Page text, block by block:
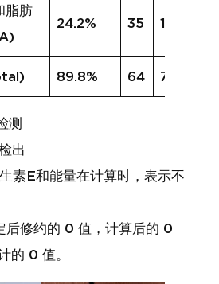
脂肪
24.2% 35 19.2%
89.8% 64 76.4%
测
出
素E和能量在计算时，表示不
后修约的 0 值，计算后的 0
的 0 值。